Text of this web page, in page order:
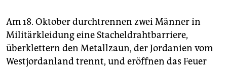
Am 18. Oktober durchtrennen zwei Männer in
Militärkleidung eine Stacheldrahtbarriere,
überklettern den Metallzaun, der Jordanien vom
Westjordanland trennt, und eröffnen das Feuer